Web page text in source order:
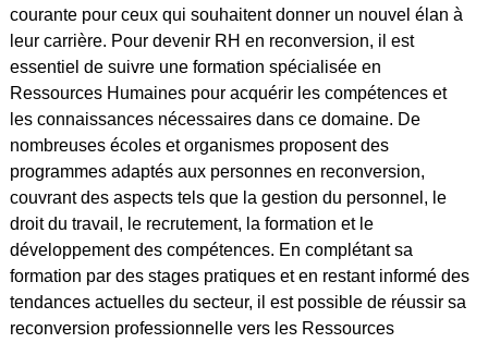
courante pour ceux qui souhaitent donner un nouvel élan à
leur carrière. Pour devenir RH en reconversion, il est
essentiel de suivre une formation spécialisée en
Ressources Humaines pour acquérir les compétences et
les connaissances nécessaires dans ce domaine. De
nombreuses écoles et organismes proposent des
programmes adaptés aux personnes en reconversion,
couvrant des aspects tels que la gestion du personnel, le
droit du travail, le recrutement, la formation et le
développement des compétences. En complétant sa
formation par des stages pratiques et en restant informé des
tendances actuelles du secteur, il est possible de réussir sa
reconversion professionnelle vers les Ressources